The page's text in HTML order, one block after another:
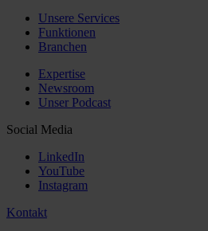
Unsere Services
Funktionen
Branchen
Expertise
Newsroom
Unser Podcast
Social Media
LinkedIn
YouTube
Instagram
Kontakt